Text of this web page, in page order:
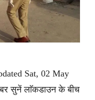
Sat, 02 May
सुनें लाॅकडाउन के बीच